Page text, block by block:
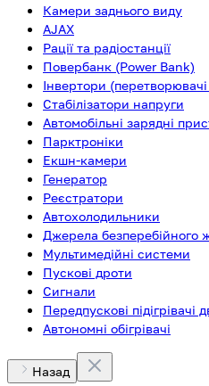
Камери заднього виду
AJAX
Рації та радіостанції
Повербанк (Power Bank)
Інвертори
Стабілізатори напруги
Автомобільні зарядні
Парктроніки
Екшн-камери
Генератор
Реєстратори
Автохолодильники
Джерела
Мультимедійні системи
Пускові дроти
Сигнали
Передпускові підігрівачі
Автономні обігрівачі
Назад